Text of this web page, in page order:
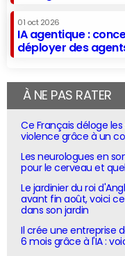
01 oct 2026
IA agentique :
déployer des
À NE PAS RATER
Ce Français déloge
violence grâce à un
Les neurologues en
pour le cerveau et
Le jardinier du roi
avant fin août, voici
dans son jardin
Il crée une entreprise
6 mois grâce à l'IA :